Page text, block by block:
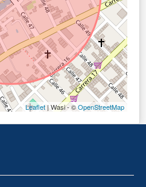
Leaflet| Wasi - ©OpenStreetMap